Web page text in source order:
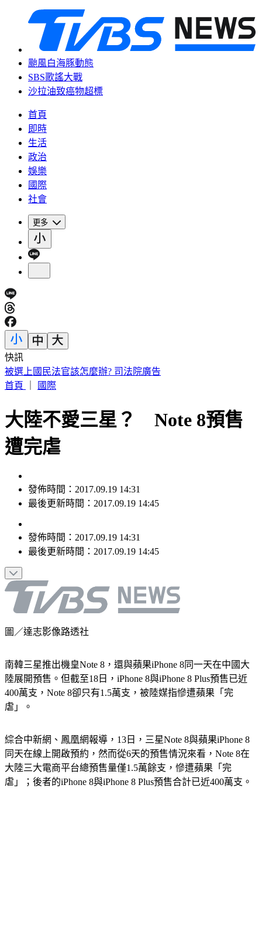
颱風白海豚動態
SBS歌謠大戰
沙拉油致癌物超標
首頁
即時
生活
政治
娛樂
國際
社會
更多
快訊
被選上國民法官該怎麼辦? 司法院廣告
首頁
國際
大陸不愛三星？ Note 8預售
遭完虐
發佈時間：2017.09.19 14:31
最後更新時間：2017.09.19 14:45
發佈時間： 2017.09.19 14:31
最後更新時間： 2017.09.19 14:45
圖／達志影像路透社
南韓三星推出機皇Note 8，還與蘋果iPhone 8同一天在中國大
陸展開預售。但截至18日，iPhone 8與iPhone 8 Plus預售已近
400萬支，Note 8卻只有1.5萬支，被陸媒指慘遭蘋果「完
虐」。
綜合中新網、鳳凰網報導，13日，三星Note 8與蘋果iPhone 8
同天在線上開啟預約，然而從6天的預售情況來看，Note 8在
大陸三大電商平台總預售量僅1.5萬餘支，慘遭蘋果「完
虐」；後者的iPhone 8與iPhone 8 Plus預售合計已近400萬支。